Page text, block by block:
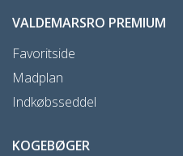
VALDEMARSRO PREMIUM
Favoritside
Madplan
Indkøbsseddel
KOGEBØGER